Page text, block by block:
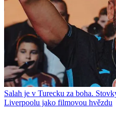
Salah je v Turecku za boha.
Liverpoolu jako filmovou hvězdu